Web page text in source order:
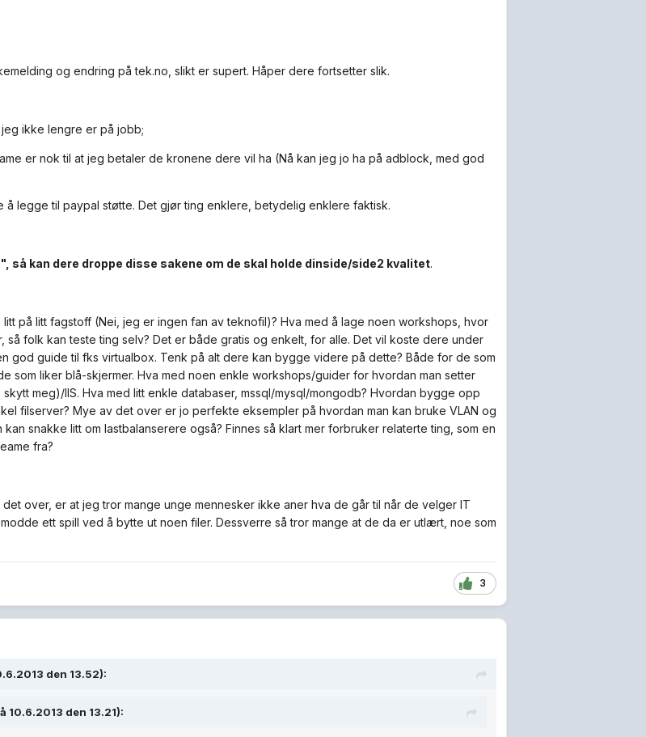
og endring på tek.no, slikt er supert. Håper dere fortsetter slik.
ikke lengre er på jobb;
er nok til at jeg betaler de kronene dere vil ha (Nå kan jeg jo ha på adblock, med god
å legge til paypal støtte. Det gjør ting enklere, betydelig enklere faktisk.
så kan dere droppe disse sakene om de skal holde dinside/side2 kvalitet.
på litt fagstoff (Nei, jeg er ingen fan av teknofil)? Hva med å lage noen workshops, hvor
så folk kan teste ting selv? Det er både gratis og enkelt, for alle. Det vil koste dere under
god guide til fks virtualbox. Tenk på alt dere kan bygge videre på dette? Både for de som
som liker blå-skjermer. Hva med noen enkle workshops/guider for hvordan man setter
meg)/IIS. Hva med litt enkle databaser, mssql/mysql/mongodb? Hvordan bygge opp
filserver? Mye av det over er jo perfekte eksempler på hvordan man kan bruke VLAN og
kan snakke litt om lastbalanserere også? Finnes så klart mer forbruker relaterte ting, som en
fra?
det over, er at jeg tror mange unge mennesker ikke aner hva de går til når de velger IT
ett spill ved å bytte ut noen filer. Dessverre så tror mange at de da er utlært, noe som
3
den 13.52):
10.6.2013 den 13.21):